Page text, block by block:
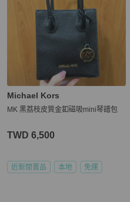
Michael Kors
MK 黑荔枝皮質金釦磁吸mini琴譜包
TWD 6,500
近新閒置品 本地 免運